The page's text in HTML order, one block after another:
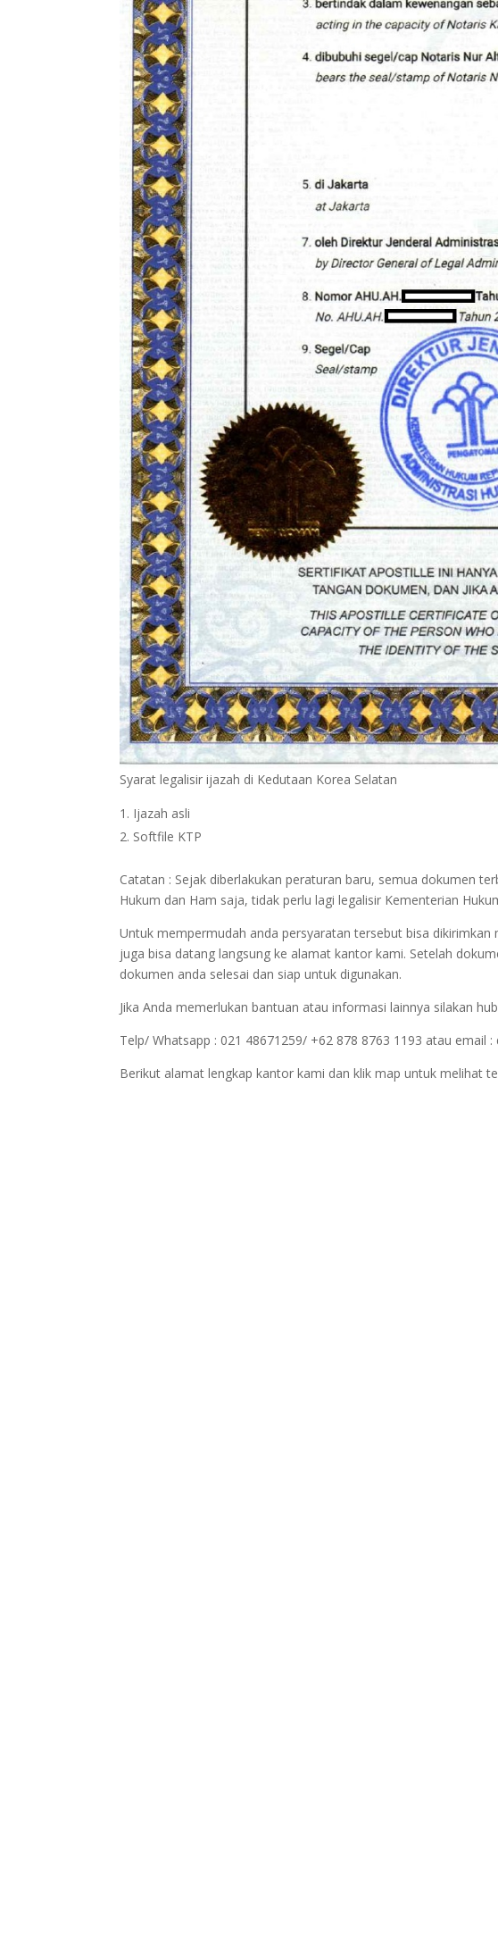
Syarat legalisir ijazah di Kedutaan Korea Selatan
Ijazah asli
Softfile KTP
Catatan : Sejak diberlakukan peraturan baru, semua dokumen
Hukum dan Ham saja, tidak perlu lagi legalisir Kementerian
Untuk mempermudah anda persyaratan tersebut bisa
juga bisa datang langsung ke alamat kantor kami. Setelah
dokumen anda selesai dan siap untuk digunakan.
Jika Anda memerlukan bantuan atau informasi lainnya silakan
Telp/ Whatsapp : 021 48671259/ +62 878 8763 1193 atau email
Berikut alamat lengkap kantor kami dan klik map untuk melihat